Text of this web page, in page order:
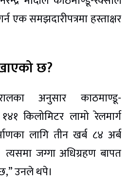
एक समझदारीपत्रमा हस्ताक्षर
छ?
अनुसार काठमाण्डू-
किलोमिटर लामो रेलमार्ग
लागि तीन खर्ब ८४ अर्ब
त्यसमा जग्गा अधिग्रहण बापत
उनले थपे।